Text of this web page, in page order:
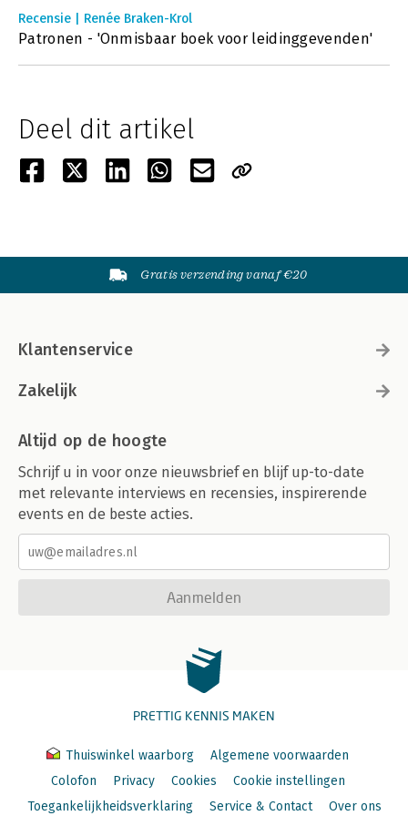
Recensie | Renée Braken-Krol
Patronen - 'Onmisbaar boek voor leidinggevenden'
Deel dit artikel
Gratis verzending vanaf €20
Klantenservice
Zakelijk
Altijd op de hoogte
Schrijf u in voor onze nieuwsbrief en blijf up-to-date
met relevante interviews en recensies, inspirerende
events en de beste acties.
Aanmelden
PRETTIG KENNIS MAKEN
Thuiswinkel waarborg
Algemene voorwaarden
Colofon
Privacy Cookies
Cookie instellingen
Toegankelijkheidsverklaring
Service & Contact Over ons